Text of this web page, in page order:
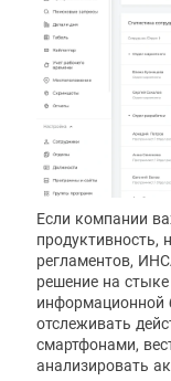
Если компании
продуктивность,
регламентов,
решение на
информационной
отслеживать
смартфонами,
анализировать